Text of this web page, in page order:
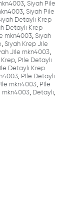
, Siyah Pile
, Siyah Pile
Detaylı Krep
Detaylı Krep
mkn4003, Siyah
, Siyah Krep Jile
Jile mkn4003,
Krep, Pile Detaylı
Detaylı Krep
, Pile Detaylı
mkn4003, Pile
mkn4003, Detaylı,